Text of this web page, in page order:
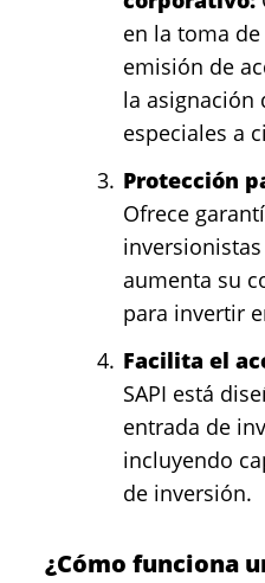
en la toma
emisión de
la asignación
especiales a
Protección
Ofrece
aumenta su
para invertir
Facilita el
SAPI está
entrada de
incluyendo
de inversión.
¿Cómo funciona